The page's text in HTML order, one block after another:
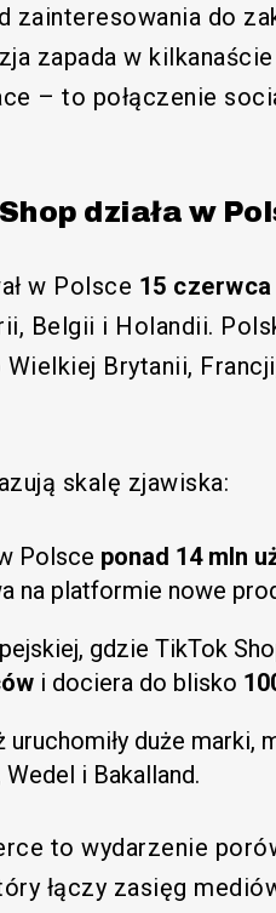
zainteresowania do
zapada w
– to połączenie
działa w
w Polsce 15
Belgii i Holandii.
Brytanii,
skalę zjawiska:
Polsce ponad 14 mln
na platformie nowe
gdzie TikTok
i dociera do blisko
duże marki,
i Bakalland.
to wydarzenie
łączy zasięg